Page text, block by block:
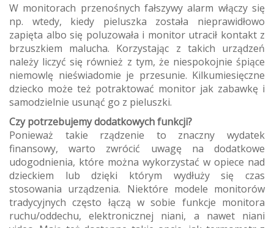
W monitorach przenośnych fałszywy alarm włączy się
np. wtedy, kiedy pieluszka została nieprawidłowo
zapięta albo się poluzowała i monitor utracił kontakt z
brzuszkiem malucha. Korzystając z takich urządzeń
należy liczyć się również z tym, że niespokojnie śpiące
niemowlę nieświadomie je przesunie. Kilkumiesięczne
dziecko może też potraktować monitor jak zabawkę i
samodzielnie usunąć go z pieluszki.
Czy potrzebujemy dodatkowych funkcji?
Ponieważ takie rządzenie to znaczny wydatek
finansowy, warto zwrócić uwagę na dodatkowe
udogodnienia, które można wykorzystać w opiece nad
dzieckiem lub dzięki którym wydłuży się czas
stosowania urządzenia. Niektóre modele monitorów
tradycyjnych często łączą w sobie funkcje monitora
ruchu/oddechu, elektronicznej niani, a nawet niani